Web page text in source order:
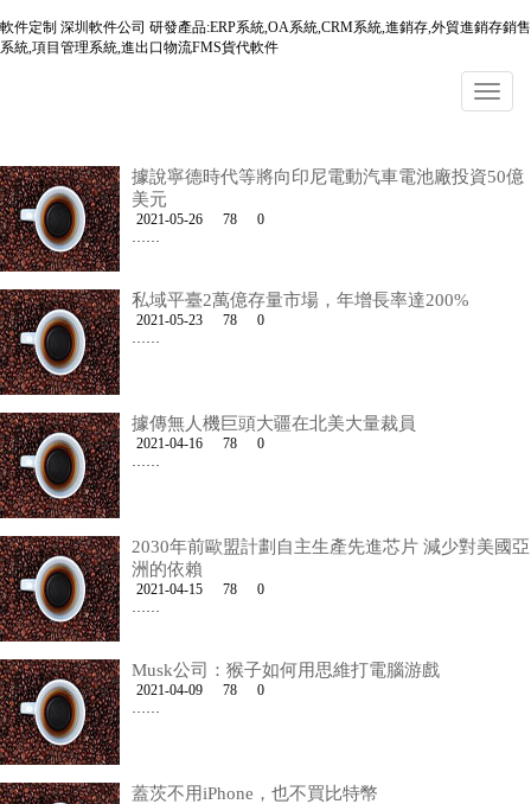
軟件定制 深圳軟件公司 研發產品:ERP系統,OA系統,CRM系統,進銷存,外貿進銷存銷售
系統,項目管理系統,進出口物流FMS貨代軟件
據說寧德時代等將向印尼電動汽車電池廠投資50億
美元
2021-05-26 78
0
……
私域平臺2萬億存量市場，年增長率達200%
2021-05-23 78
0
……
據傳無人機巨頭大疆在北美大量裁員
2021-04-16 78
0
……
2030年前歐盟計劃自主生產先進芯片 減少對美國亞
洲的依賴
2021-04-15 78
0
……
Musk公司：猴子如何用思維打電腦游戲
2021-04-09 78
0
……
蓋茨不用iPhone，也不買比特幣